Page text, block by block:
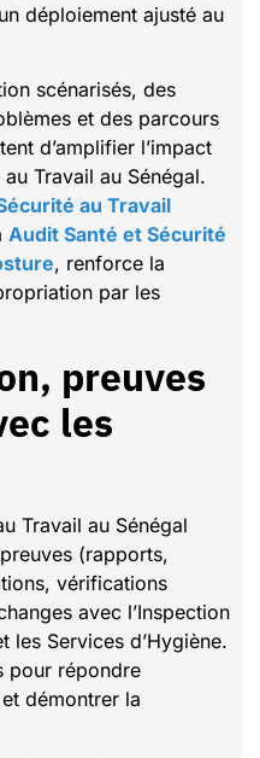
déploiement ajusté au
scénarisés, des
et des parcours
d’amplifier l’impact
Travail au Sénégal.
au Travail
Audit Santé et Sécurité
, renforce la
par les
preuves
les
Travail au Sénégal
(rapports,
vérifications
avec l’Inspection
les Services d’Hygiène.
pour répondre
démontrer la